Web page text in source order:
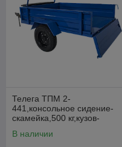
Телега ТПМ 2-
441,консольное сидение-
скамейка,500 кг,кузов-
образная рама с
В наличии